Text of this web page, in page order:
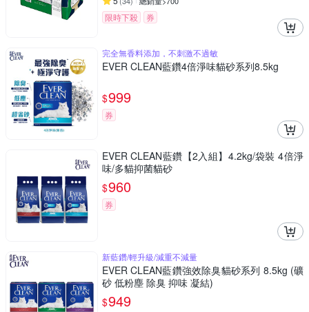
限時下殺 券
完全無香料添加，不刺激不過敏
EVER CLEAN藍鑽4倍淨味貓砂系列8.5kg
$999
券
EVER CLEAN藍鑽【2入組】4.2kg/袋裝 4倍淨
味/多貓抑菌貓砂
$960
券
新藍鑽/輕升級/減重不減量
EVER CLEAN藍鑽強效除臭貓砂系列 8.5kg (礦
砂 低粉塵 除臭 抑味 凝結)
$949